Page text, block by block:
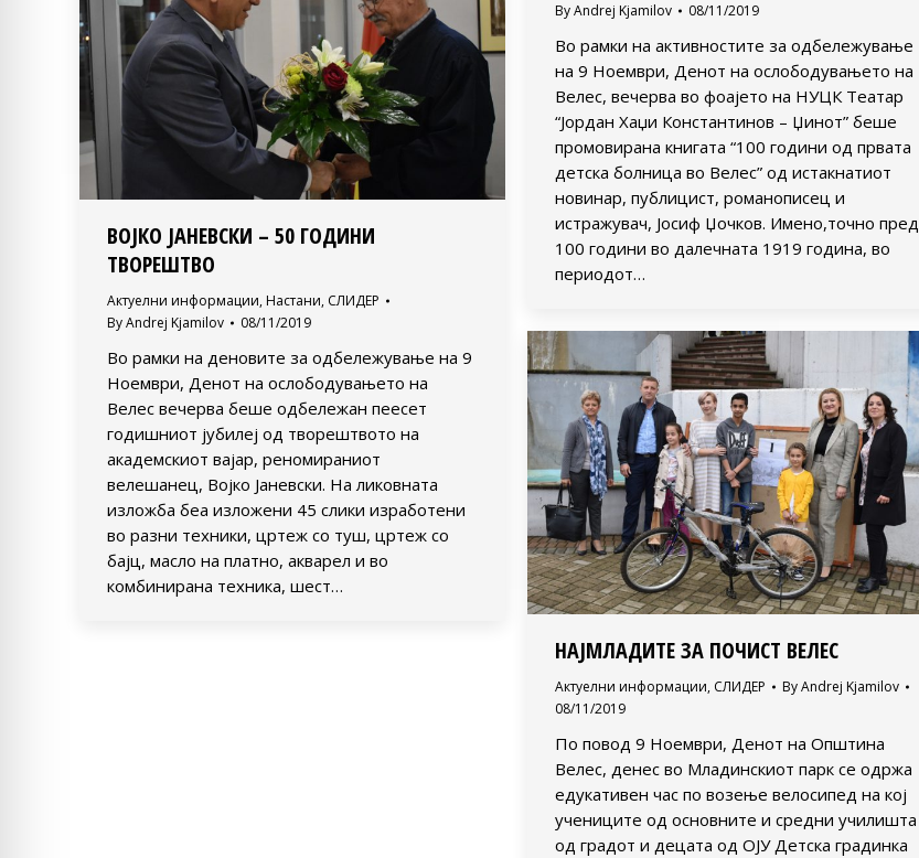
ByAndrej Kjamilov 08/11/2019
Во рамки на активностите за одбележување
на 9 Ноември, Денот на ослободувањето на
Велес, вечерва во фоајето на НУЦК Театар
“Јордан Хаџи Константинов – Џинот” беше
промовирана книгата “100 години од првата
детска болница во Велес” од истакнатиот
новинар, публицист, романописец и
истражувач, Јосиф Џочков. Имено,точно пред
100 години во далечната 1919 година, во
периодот…
ВОЈКО ЈАНЕВСКИ – 50 ГОДИНИ
ТВОРЕШТВО
Актуелни информации, Настани, СЛИДЕР
ByAndrej Kjamilov 08/11/2019
Во рамки на деновите за одбележување на 9
Ноември, Денот на ослободувањето на
Велес вечерва беше одбележан пеесет
годишниот јубилеј од творештвото на
академскиот вајар, реномираниот
велешанец, Војко Јаневски. На ликовната
изложба беа изложени 45 слики изработени
во разни техники, цртеж со туш, цртеж со
бајц, масло на платно, акварел и во
комбинирана техника, шест…
НАЈМЛАДИТЕ ЗА ПОЧИСТ ВЕЛЕС
Актуелни информации, СЛИДЕР ByAndrej Kjamilov
08/11/2019
По повод 9 Ноември, Денот на Општина
Велес, денес во Младинскиот парк се одржа
едукативен час по возење велосипед на кој
учениците од основните и средни училишта
од градот и децата од ОЈУ Детска градинка